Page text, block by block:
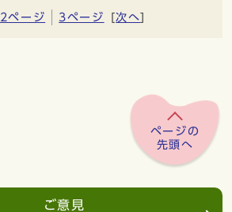
2ページ 3ページ [次へ]
ページの
先頭へ
ご意見